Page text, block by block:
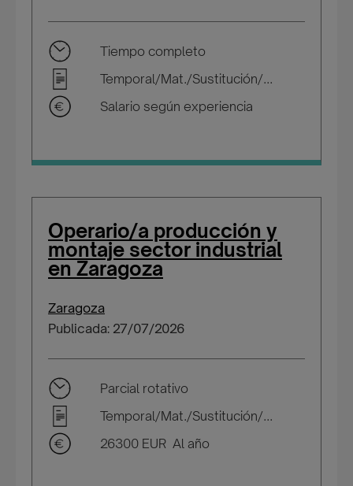
Tiempo completo
Temporal/Mat./Sustitución/...
Salario según experiencia
Operario/a producción y
montaje sector industrial
en Zaragoza
Zaragoza
Publicada: 27/07/2026
Parcial rotativo
Temporal/Mat./Sustitución/...
26300 EUR Al año